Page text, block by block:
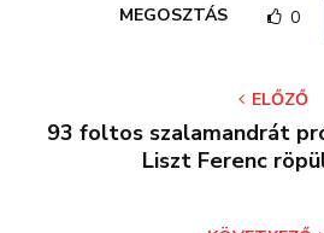
MEGOSZTÁS 0
ELŐZŐ
93 foltos szalamandrát
Liszt Ferenc